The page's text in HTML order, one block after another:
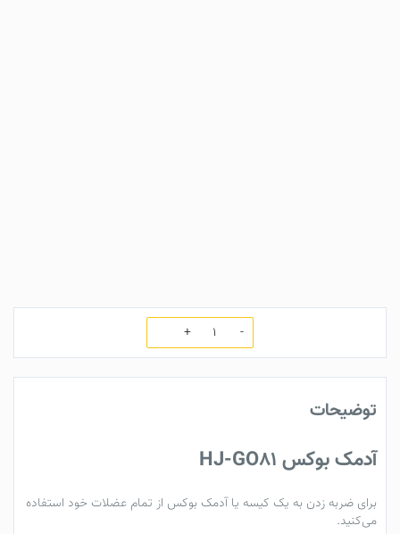
توضیحات
آدمک بوکس HJ-GO81
برای ضربه زدن به یک کیسه یاآدمک بوکس از تمام عضلات خود استفاده
می‌کنید.